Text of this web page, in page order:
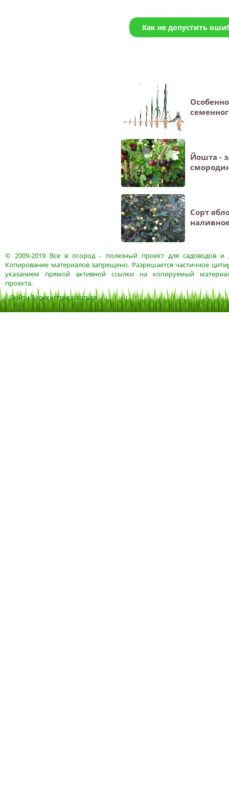
Как не допустить
Йошта -
Сорт
© 2009-2019 Все в огород- полезный проект для садоводов и
Копирование материалов запрещено. Разрешается частичное
указанием прямой активной ссылки на копируемый
проекта.
ВойтиЗарегистрироваться